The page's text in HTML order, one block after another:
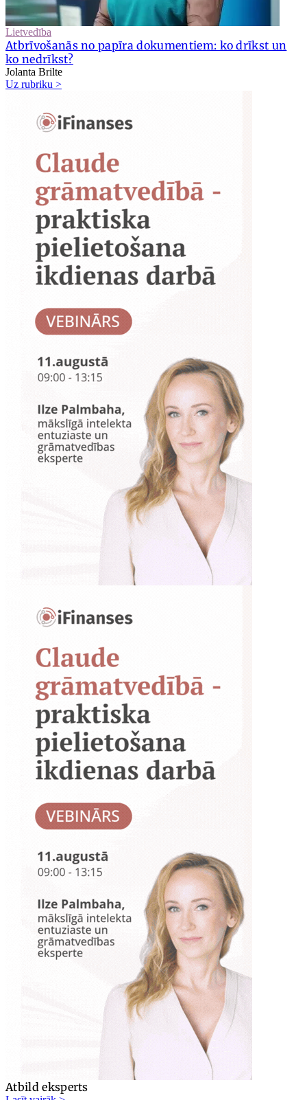
Lietvedība
Atbrīvošanās no papīra dokumentiem: ko drīkst un
ko nedrīkst?
Jolanta Brilte
Uz rubriku >
Atbild eksperts